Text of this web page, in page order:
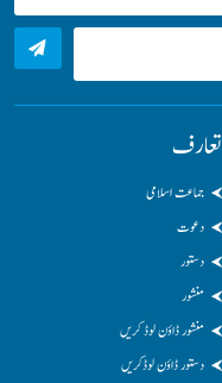
تعارف
جماعت اسلامی
دعوت
دستور
منشور
منشور ڈاؤن لوڈ کریں
دستور ڈاؤن لوڈکریں